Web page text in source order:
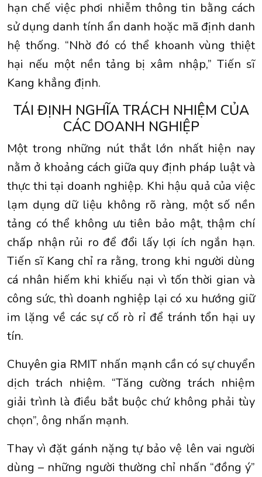
hạn chế việc phơi nhiễm thông tin bằng cách
sử dụng danh tính ẩn danh hoặc mã định danh
hệ thống. “Nhờ đó có thể khoanh vùng thiệt
hại nếu một nền tảng bị xâm nhập,” Tiến sĩ
Kang khẳng định.
TÁI ĐỊNH NGHĨA TRÁCH NHIỆM CỦA
CÁC DOANH NGHIỆP
Một trong những nút thắt lớn nhất hiện nay
nằm ở khoảng cách giữa quy định pháp luật và
thực thi tại doanh nghiệp. Khi hậu quả của việc
lạm dụng dữ liệu không rõ ràng, một số nền
tảng có thể không ưu tiên bảo mật, thậm chí
chấp nhận rủi ro để đổi lấy lợi ích ngắn hạn.
Tiến sĩ Kang chỉ ra rằng, trong khi người dùng
cá nhân hiếm khi khiếu nại vì tốn thời gian và
công sức, thì doanh nghiệp lại có xu hướng giữ
im lặng về các sự cố rò rỉ để tránh tổn hại uy
tín.
Chuyên gia RMIT nhấn mạnh cần có sự chuyển
dịch trách nhiệm. “Tăng cường trách nhiệm
giải trình là điều bắt buộc chứ không phải tùy
chọn”, ông nhấn mạnh.
Thay vì đặt gánh nặng tự bảo vệ lên vai người
dùng – những người thường chỉ nhấn “đồng ý”